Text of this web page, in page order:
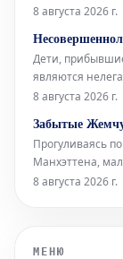
относительно
72 000
правительство
8 августа 2026 г.
Дети,
являются
Абаскаль
границы
степени
8 августа 2026 г.
Забытые
Прогуливаясь
Манхэттена,
указывает на
8 августа 2026 г.
МЕНЮ